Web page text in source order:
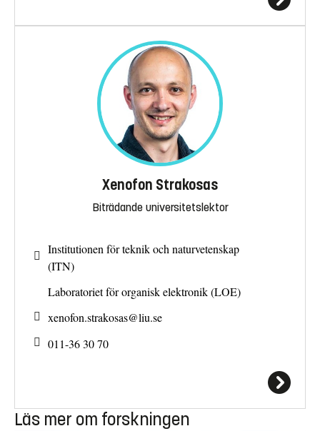
Xenofon Strakosas
Biträdande universitetslektor
Institutionen för teknik och naturvetenskap
(ITN)
Laboratoriet för organisk elektronik (LOE)
xenofon.strakosas@liu.se
011-36 30 70
Läs mer om forskningen